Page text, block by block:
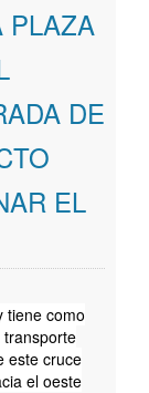
PLAZA
DE
EL
tiene como
este cruce
el oeste